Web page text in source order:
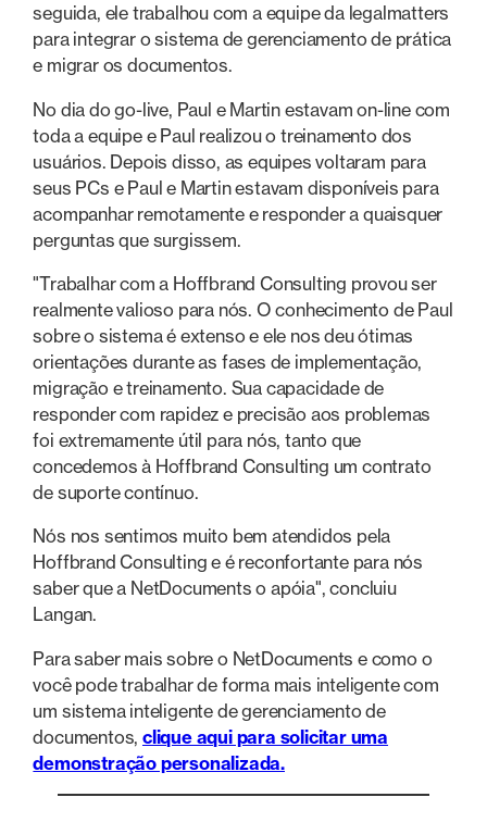
seguida, ele trabalhou com a equipe da legalmatters
para integrar o sistema de gerenciamento de prática
e migrar os documentos.
No dia do go-live, Paul e Martin estavam on-line com
toda a equipe e Paul realizou o treinamento dos
usuários. Depois disso, as equipes voltaram para
seus PCs e Paul e Martin estavam disponíveis para
acompanhar remotamente e responder a quaisquer
perguntas que surgissem.
"Trabalhar com a Hoffbrand Consulting provou ser
realmente valioso para nós. O conhecimento de Paul
sobre o sistema é extenso e ele nos deu ótimas
orientações durante as fases de implementação,
migração e treinamento. Sua capacidade de
responder com rapidez e precisão aos problemas
foi extremamente útil para nós, tanto que
concedemos à Hoffbrand Consulting um contrato
de suporte contínuo.
Nós nos sentimos muito bem atendidos pela
Hoffbrand Consulting e é reconfortante para nós
saber que a NetDocuments o apóia", concluiu
Langan.
Para saber mais sobre o NetDocuments e como o
você pode trabalhar de forma mais inteligente com
um sistema inteligente de gerenciamento de
documentos, clique aqui para solicitar uma
demonstração personalizada.